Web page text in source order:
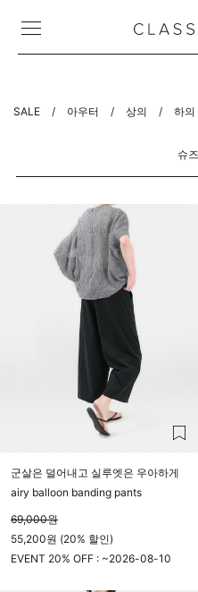
SALE / 아우터 / 상의 / 하의
슈
군살은 덜어내고 실루엣은 우아하게
airy balloon banding pants
69,000원
55,200원 (20% 할인)
EVENT 20% OFF : ~2026-08-10